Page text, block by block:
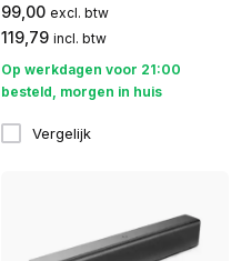
99,00 excl. btw
119,79 incl. btw
Op werkdagen voor 21:00
besteld, morgen in huis
Vergelijk